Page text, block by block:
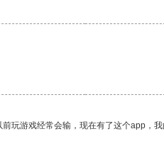
玩游戏经常会输，现在有了这个app，我